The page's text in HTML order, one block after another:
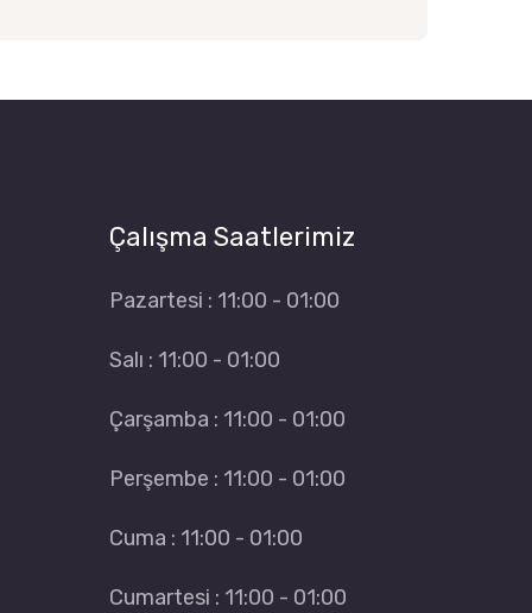
Çalışma Saatlerimiz
Pazartesi : 11:00 - 01:00
Salı : 11:00 - 01:00
Çarşamba : 11:00 - 01:00
Perşembe : 11:00 - 01:00
Cuma : 11:00 - 01:00
Cumartesi : 11:00 - 01:00